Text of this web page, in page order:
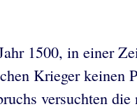
1500, in einer
Krieger keinen
versuchten